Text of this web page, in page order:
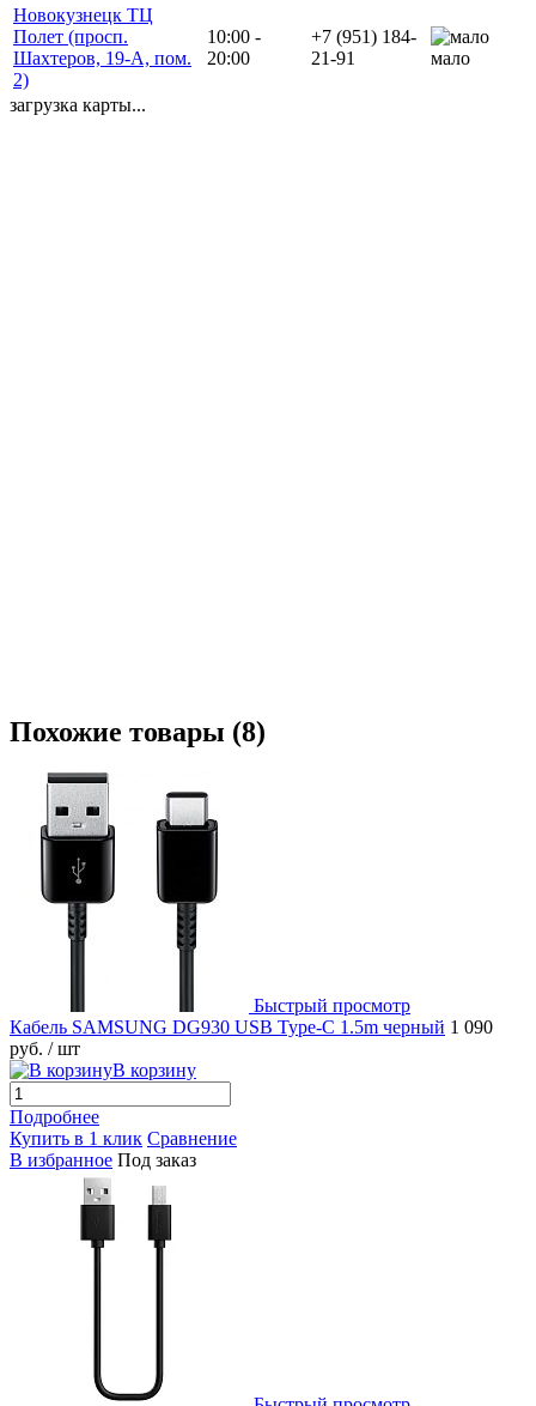
Новокузнецк ТЦ
Полет (просп.
Шахтеров, 19-А, пом.
2)
10:00 -
20:00
+7 (951) 184-
21-91
мало
загрузка карты...
Похожие товары (8)
Быстрый просмотр
Кабель SAMSUNG DG930 USB Type-C 1.5m черный 1 090
руб. / шт
В корзину
Подробнее
Купить в 1 клик Сравнение
В избранное Под заказ